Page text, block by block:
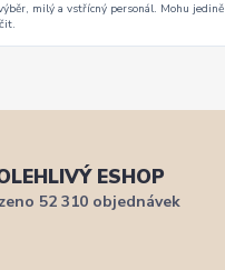
milý a vstřícný personál. Mohu jedině
ESHOP
52 310 objednávek